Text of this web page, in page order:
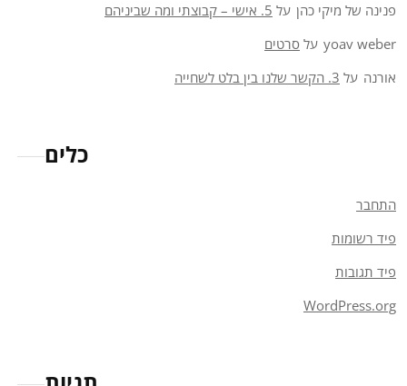
פנינה של מיקי כהן על 5. אישי – קבוצתי ומה שביניהם
yoav weber על סרטים
אורנה על 3. הקשר שלנו בין בלט לשחייה
כלים
התחבר
פיד רשומות
פיד תגובות
WordPress.org